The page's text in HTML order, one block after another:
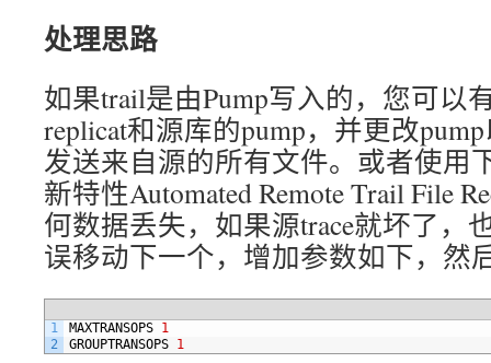
处理思路
如果trail是由Pump写入的，您可以
replicat和源库的pump，并更改
发送来自源的所有文件。或者使用
新特性Automated Remote Trail File
何数据丢失，如果源trace就坏了，
误移动下一个，增加参数如下，然
1
2
MAXTRANSOPS 1
GROUPTRANSOPS 1